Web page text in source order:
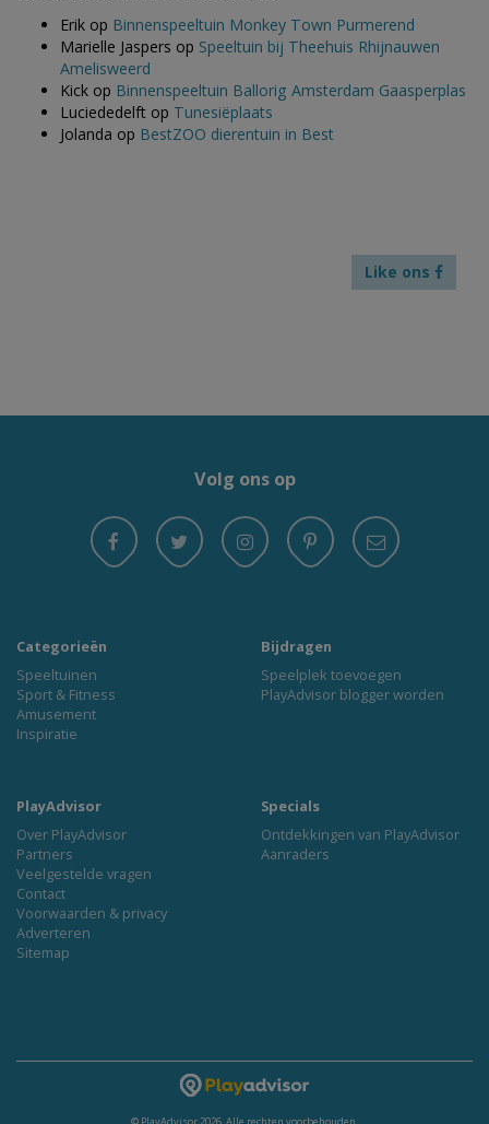
Erik op Binnenspeeltuin Monkey Town Purmerend
Marielle Jaspers op Speeltuin bij Theehuis Rhijnauwen
Amelisweerd
Kick op Binnenspeeltuin Ballorig Amsterdam Gaasperplas
Luciededelft op Tunesiëplaats
Jolanda op BestZOO dierentuin in Best
Like ons
Volg ons op
Categorieën
Speeltuinen
Sport & Fitness
Amusement
Inspiratie
Bijdragen
Speelplek toevoegen
PlayAdvisor blogger worden
PlayAdvisor
Over PlayAdvisor
Partners
Veelgestelde vragen
Contact
Voorwaarden & privacy
Adverteren
Sitemap
Specials
Ontdekkingen van PlayAdvisor
Aanraders
© PlayAdvisor 2026. Alle rechten voorbehouden.